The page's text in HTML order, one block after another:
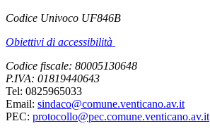
Codice Univoco UF846B
Obiettivi di accessibilità
Codice fiscale: 80005130648
P.IVA: 01819440643
Tel: 0825965033
Email: sindaco@comune.venticano.av.it
PEC: protocollo@pec.comune.venticano.av.it